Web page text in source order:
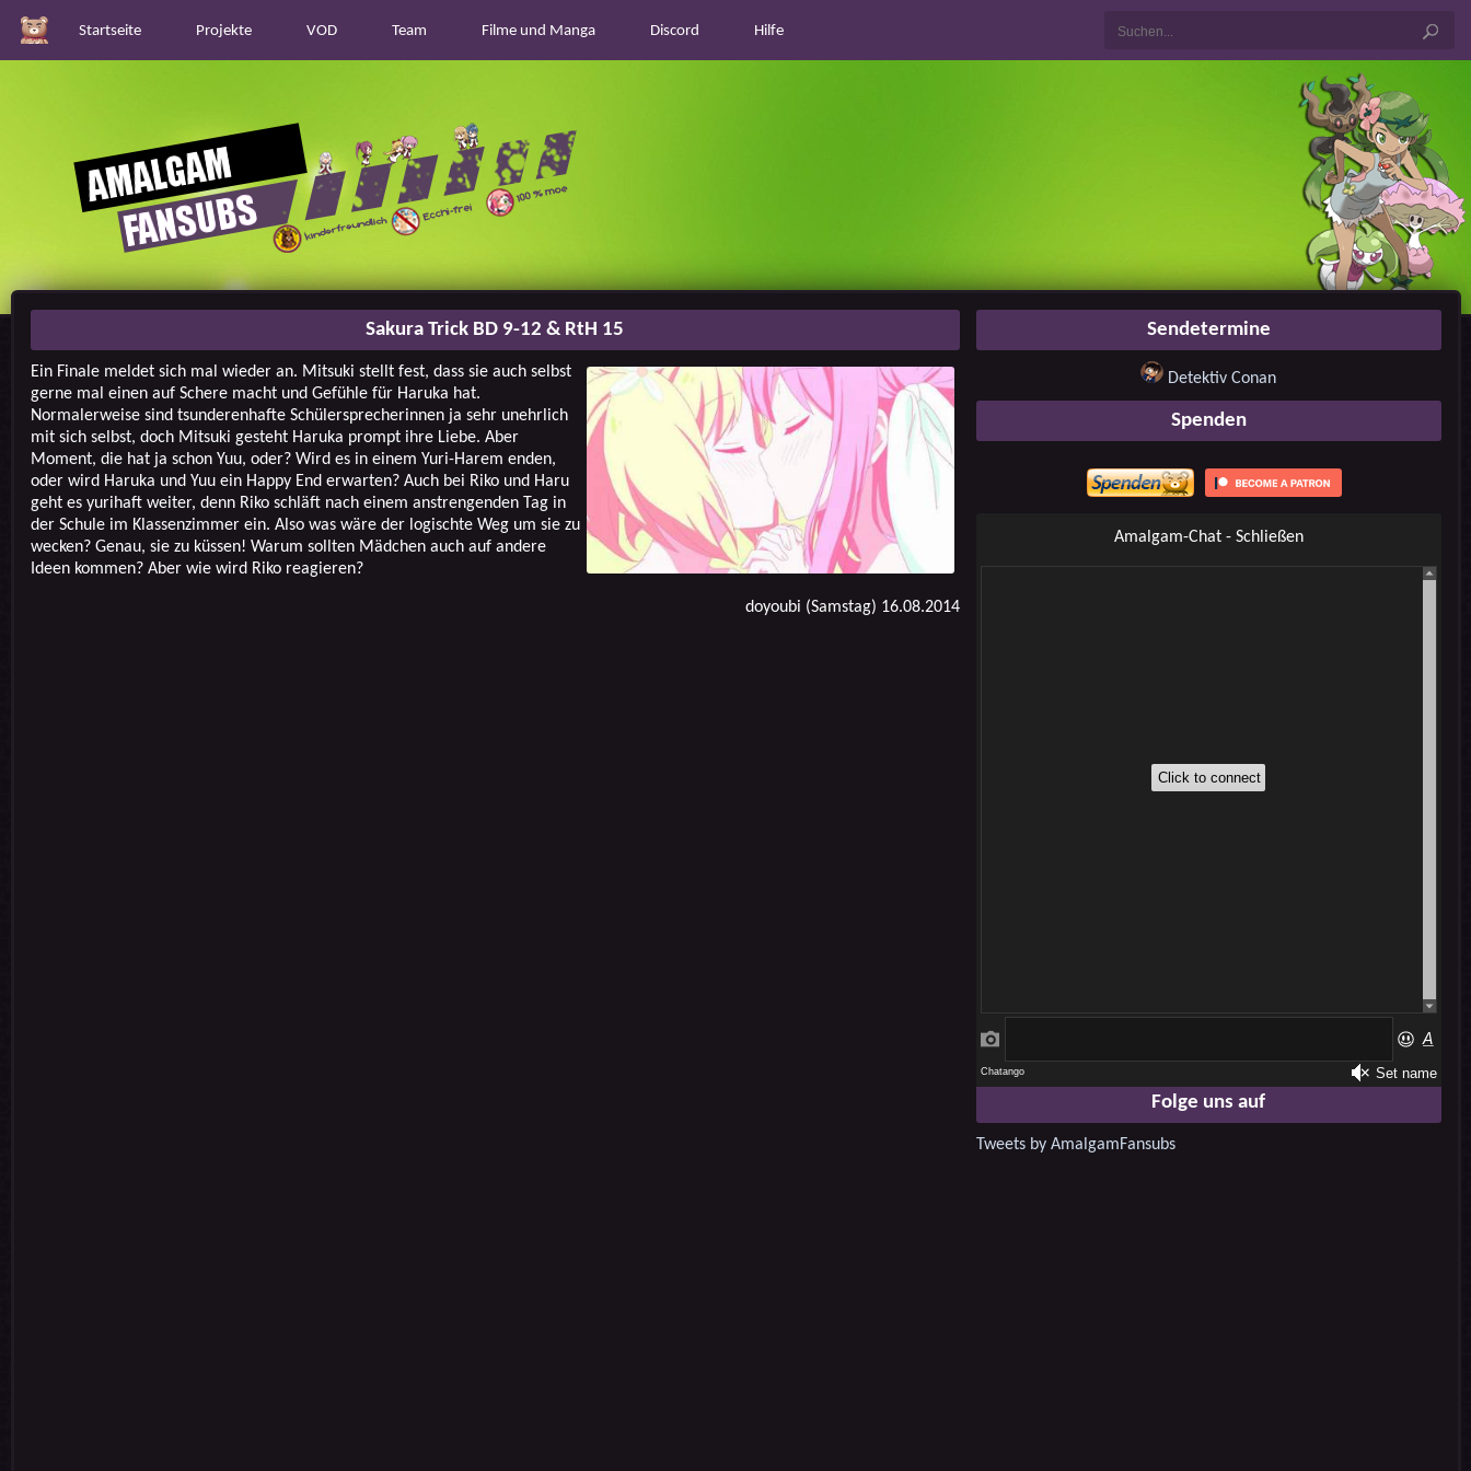
Startseite Projekte VOD Team Filme und Manga Discord Hilfe
Sakura Trick BD 9-12 & RtH 15
Ein Finale meldet sich mal wieder an. Mitsuki stellt fest, dass sie auch selbst
gerne mal einen auf Schere macht und Gefühle für Haruka hat.
Normalerweise sind tsunderenhafte Schülersprecherinnen ja sehr unehrlich
mit sich selbst, doch Mitsuki gesteht Haruka prompt ihre Liebe. Aber
Moment, die hat ja schon Yuu, oder? Wird es in einem Yuri-Harem enden,
oder wird Haruka und Yuu ein Happy End erwarten? Auch bei Riko und Haru
geht es yurihaft weiter, denn Riko schläft nach einem anstrengenden Tag in
der Schule im Klassenzimmer ein. Also was wäre der logischte Weg um sie zu
wecken? Genau, sie zu küssen! Warum sollten Mädchen auch auf andere
Ideen kommen? Aber wie wird Riko reagieren?
doyoubi (Samstag) 16.08.2014
Sendetermine
Detektiv Conan
Spenden
Amalgam-Chat - Schließen
Folge uns auf
Tweets by AmalgamFansubs